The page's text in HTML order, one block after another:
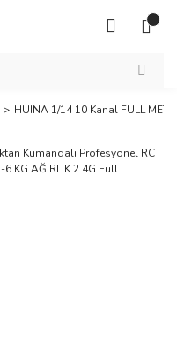
HUINA 1/14 10 Kanal FULL